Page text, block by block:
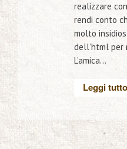
realizzare
rendi conto
molto
dell’html per
L’amica...
Leggi tutto